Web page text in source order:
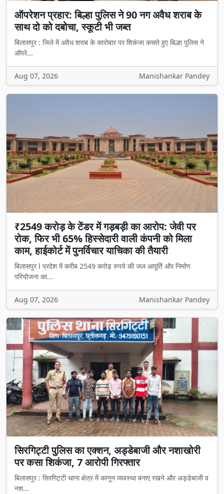
ऑपरेशन प्रहार: बिल्हा पुलिस ने 90 नग अवैध शराब के
साथ दो को दबोचा, स्कूटी भी जब्त
बिलासपुर : जिले में अवैध शराब के कारोबार पर शिकंजा कसते हुए बिल्हा पुलिस ने
ऑपरे...
Aug 07, 2026 Manishankar Pandey
₹2549 करोड़ के टेंडर में गड़बड़ी का आरोप: जेवी पर
रोक, फिर भी 65% हिस्सेदारी वाली कंपनी को मिला
काम, हाईकोर्ट में पुनर्विचार याचिका की तैयारी
बिलासपुर l प्रदेश में करीब 2549 करोड़ रुपये की जल आपूर्ति और निर्माण
परियोजना का...
Aug 07, 2026 Manishankar Pandey
सिरगिट्टी पुलिस का एक्शन, अड्डेबाजी और नशाखोरी
पर कसा शिकंजा, 7 आरोपी गिरफ्तार
बिलासपुर : सिरगिट्टी थाना क्षेत्र में कानून व्यवस्था बनाए रखने और अड्डेबाजी व
नश...